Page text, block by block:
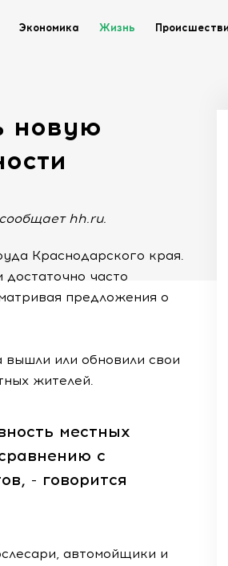
Экономика Жизнь
новую
hh.ru.
Краснодарского края.
часто
предложения о
или обновили свои
жителей.
местных
с
- говорится
автомойщики и